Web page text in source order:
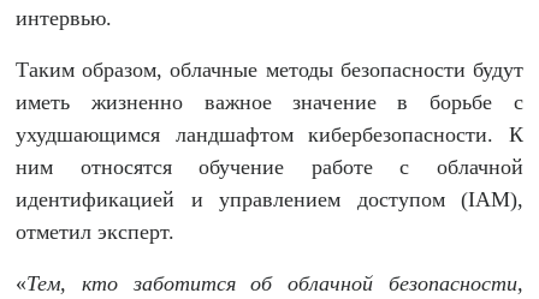
интервью.
Таким образом, облачные методы безопасности будут
иметь жизненно важное значение в борьбе с
ухудшающимся ландшафтом кибербезопасности. К
ним относятся обучение работе с облачной
идентификацией и управлением доступом (IAM),
отметил эксперт.
«Тем, кто заботится обоблачной безопасности,